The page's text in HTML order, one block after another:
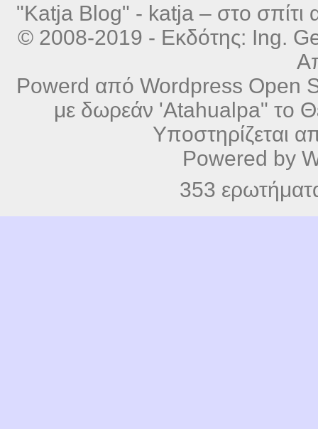
"Katja Blog" - katja – στο σπίτι
© 2008-2019 - Εκδότης: Ing.
Powerd από Wordpress Open
με δωρεάν 'Atahualpa" το
Υποστηρίζεται
Powered by
353